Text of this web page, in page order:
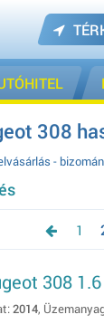
308
-
1
308
2014,